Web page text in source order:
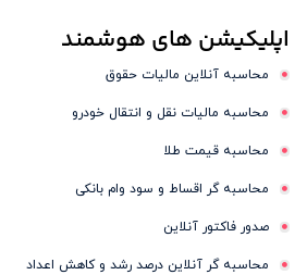
اپلیکیشن های هوشمند
محاسبه آنلاین مالیات حقوق
محاسبه مالیات نقل و انتقال خودرو
محاسبه قیمت طلا
محاسبه گر اقساط و سود وام بانکی
صدور فاکتور آنلاین
محاسبه گر آنلاین درصد رشد و کاهش اعداد